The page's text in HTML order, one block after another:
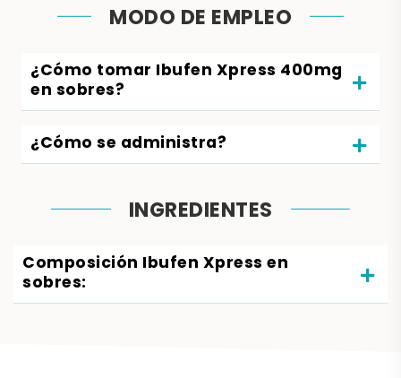
MODO DE EMPLEO
¿Cómo tomar Ibufen Xpress 400mg
en sobres?
¿Cómo se administra?
INGREDIENTES
Composición Ibufen Xpress en
sobres: